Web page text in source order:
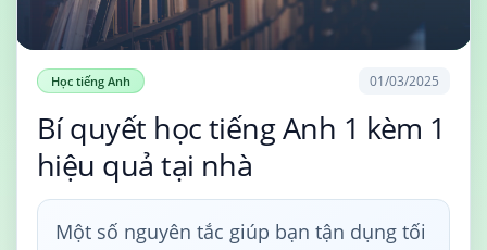
Học tiếng Anh 01/03/2025
Bí quyết học tiếng Anh 1 kèm 1
hiệu quả tại nhà
Một số nguyên tắc giúp bạn tận dụng tối